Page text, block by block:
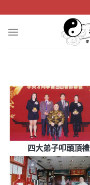
to
content
四大弟子叩頭頂禮